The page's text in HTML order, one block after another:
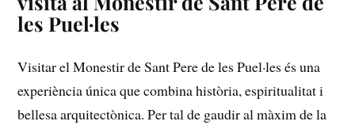
les Puel·les
Visitar el Monestir de Sant Pere de les Puel·les és una
experiència única que combina història,‌ espiritualitat i
bellesa arquitectònica. Per tal de gaudir al màxim de la